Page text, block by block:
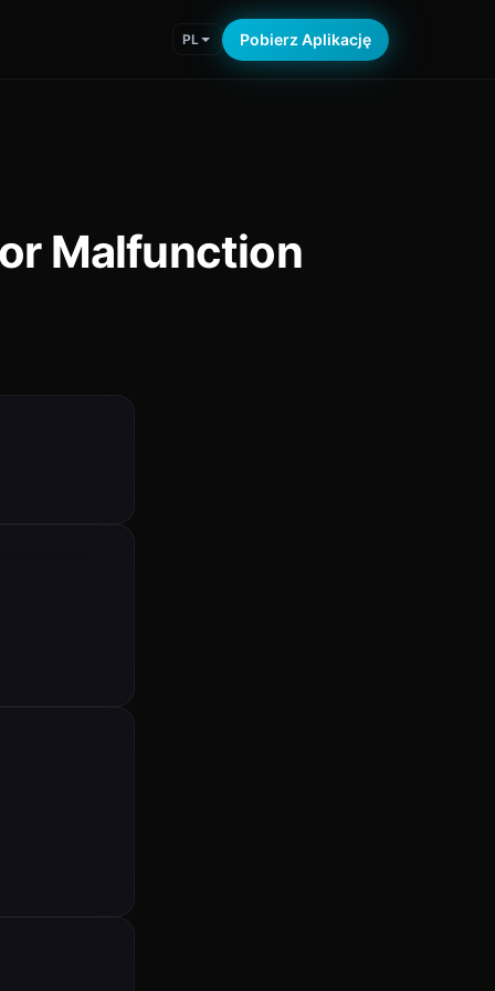
PL Pobierz Aplikację
Malfunction